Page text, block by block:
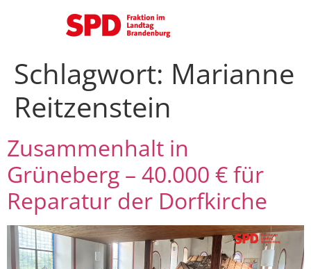
Schlagwort: Marianne
Reitzenstein
Zusammenhalt in
Grüneberg – 40.000 € für
Reparatur der Dorfkirche